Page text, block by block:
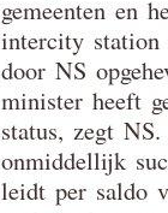
gemeenten en
intercity station
door NS
minister heeft
status, zegt
onmiddellijk
leidt per saldo